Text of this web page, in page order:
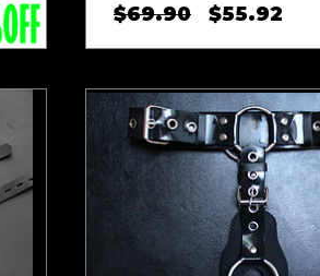
$69.90
ราคา
$55.92 รา